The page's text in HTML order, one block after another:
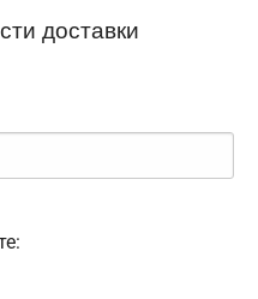
доставки